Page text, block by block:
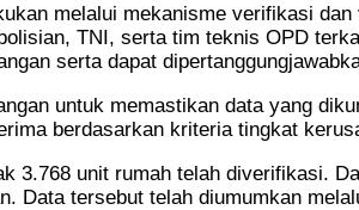
melalui mekanisme verifikasi
TNI, serta tim teknis OPD
serta dapat
untuk memastikan data yang
berdasarkan kriteria tingkat
3.768 unit rumah telah diverifikasi.
Data tersebut telah diumumkan